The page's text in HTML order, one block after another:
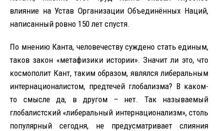
влияние на Устав Организации Объединённых Наций,
написанный ровно 150 лет спустя.
По мнению Канта, человечеству суждено стать единым,
таков закон «метафизики истории». Значит ли это, что
космополит Кант, таким образом, являлся либеральным
интернационалистом, предтечей глобализма? В каком-
то смысле да, в другом – нет. Так называемый
глобалистский «либеральный интернационализм», столь
популярный сегодня, не предусматривает слияния